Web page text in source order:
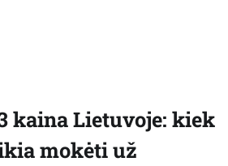
kaina Lietuvoje: kiek
mokėti už